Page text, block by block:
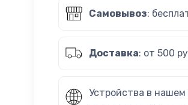
Самовывоз:
Доставка: от 500
Устройства в